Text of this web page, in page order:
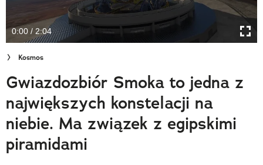
Cuda Polski
Wielki Konkurs Fotograficzny
Trendbook Podróżniczy
Polecane
0:00 / 2:04
Kosmos
Gwiazdozbiór Smoka to jedna z
największych konstelacji na
niebie. Ma związek z egipskimi
piramidami